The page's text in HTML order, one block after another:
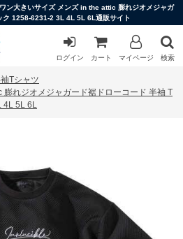
ン大きいサイズ メンズ in the attic 膨れジオメジャガ
ク 1258-6231-2 3L 4L 5L 6L通販サイト
ログイン カート マイページ 検索
Tシャツ
膨れジオメジャガード裾ドローコード 半袖 T
5L 6L